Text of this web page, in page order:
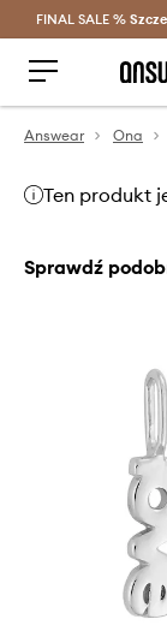
FINAL SALE %
Answear Ona
Ten produkt
Sprawdź